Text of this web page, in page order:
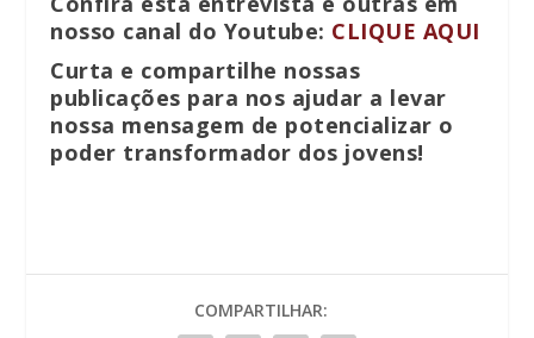
nosso canal do Youtube: CLIQUE AQUI
Curta e compartilhe nossas
publicações para nos ajudar a levar
nossa mensagem de potencializar o
poder transformador dos jovens!
COMPARTILHAR: